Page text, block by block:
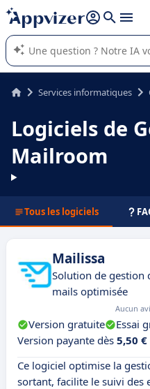
répondre (plusieurs lignes avec
L'IA de Appvizer vous guide
logiciel SaaS en entreprise.
Services informatiques
Logiciels de
Mailroom
Tous les logiciels
Mailissa
Solution de gestion
mails optimisée
Aucun
Version gratuite Essai
Version payante dès 5,50
Ce logiciel optimise la
sortant, facilite le suivi des